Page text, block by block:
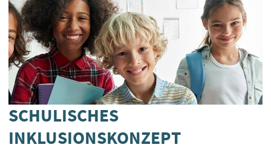
SCHULISCHES
INKLUSIONSKONZEPT